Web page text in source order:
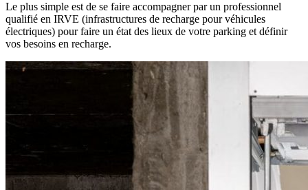
Le plus simple est de se faire accompagner par un professionnel
qualifié en IRVE (infrastructures de recharge pour véhicules
électriques) pour faire un état des lieux de votre parking et définir
vos besoins en recharge.